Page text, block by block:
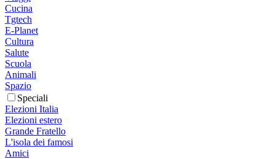
Cucina
Tgtech
E-Planet
Cultura
Salute
Scuola
Animali
Spazio
Speciali
Elezioni Italia
Elezioni estero
Grande Fratello
L'isola dei famosi
Amici